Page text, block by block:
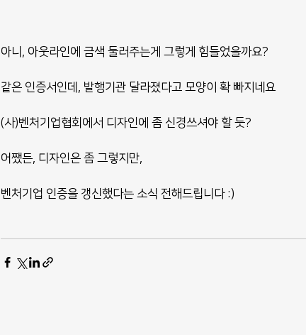
아니, 아웃라인에 금색 둘러주는게 그렇게 힘들었을까요?
같은 인증서인데, 발행기관 달라졌다고 모양이 확 빠지네요
(사)벤처기업협회에서 디자인에 좀 신경쓰셔야 할 듯?
어쨌든, 디자인은 좀 그렇지만,
벤처기업 인증을 갱신했다는 소식 전해드립니다 :)